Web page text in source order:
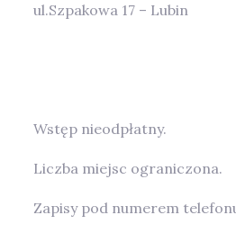
ul.Szpakowa 17 – Lubin
Wstęp nieodpłatny.
Liczba miejsc ograniczona.
Zapisy pod numerem